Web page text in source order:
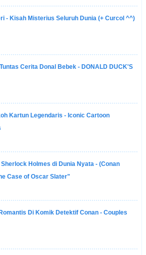
- Kisah Misterius Seluruh Dunia (+ Curcol ^^)
Cerita Donal Bebek - DONALD DUCK'S
Kartun Legendaris - Iconic Cartoon
Holmes di Dunia Nyata - (Conan
Case of Oscar Slater"
Di Komik Detektif Conan - Couples